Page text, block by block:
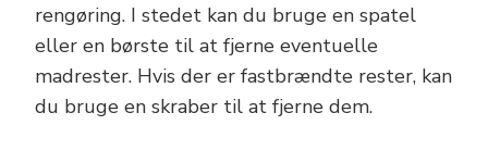
rengøring. I stedet kan du bruge en spatel
eller en børste til at fjerne eventuelle
madrester. Hvis der er fastbrændte rester, kan
du bruge en skraber til at fjerne dem.